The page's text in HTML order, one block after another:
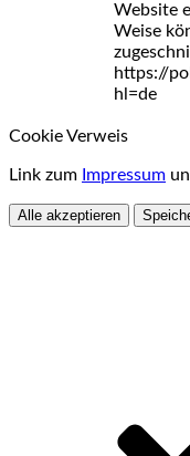
Website
Weise
https://
hl=de
Cookie Verweis
Link zum Impressum
Alle akzeptieren